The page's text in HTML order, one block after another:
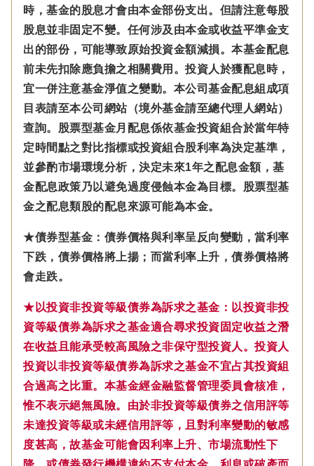
時，基金的股息才會由本金部份支出。但請注意每股
股息並非固定不變。 任何涉及由本金或收益平準金支
出的部份，可能導致原始投資金額減損。本基金配息
前未先扣除應負擔之相關費用。投資人於獲配息時，
宜一併注意基金淨值之變動。本公司基金配息組成項
目表請至本公司網站（境外基金請至總代理人網站）
查詢。股票型基金月配息係依基金投資組合於當年特
定時間點之對比指標或投資組合股利率為決定基準，
並參酌市場環境分析，決定未來1年之配息金額，基
金配息政策乃以避免過度侵蝕本金為目標。股票型基
金之配息類股的配息來源可能為本金。
★債券型基金：債券價格與利率呈反向變動，當利率
下跌，債券價格將上揚；而當利率上升，債券價格將
會走跌。
★以投資非投資等級債券為訴求之基金：以投資非投
資等級債券為訴求之基金適合尋求投資固定收益之潛
在收益且能承受較高風險之非保守型投資人。投資人
投資以非投資等級債券為訴求之基金不宜占其投資組
合過高之比重。本基金經金融監督管理委員會核准，
惟不表示絕無風險。由於非投資等級債券之信用評等
未達投資等級或未經信用評等，且對利率變動的敏感
度甚高，故基金可能會因利率上升、市場流動性下